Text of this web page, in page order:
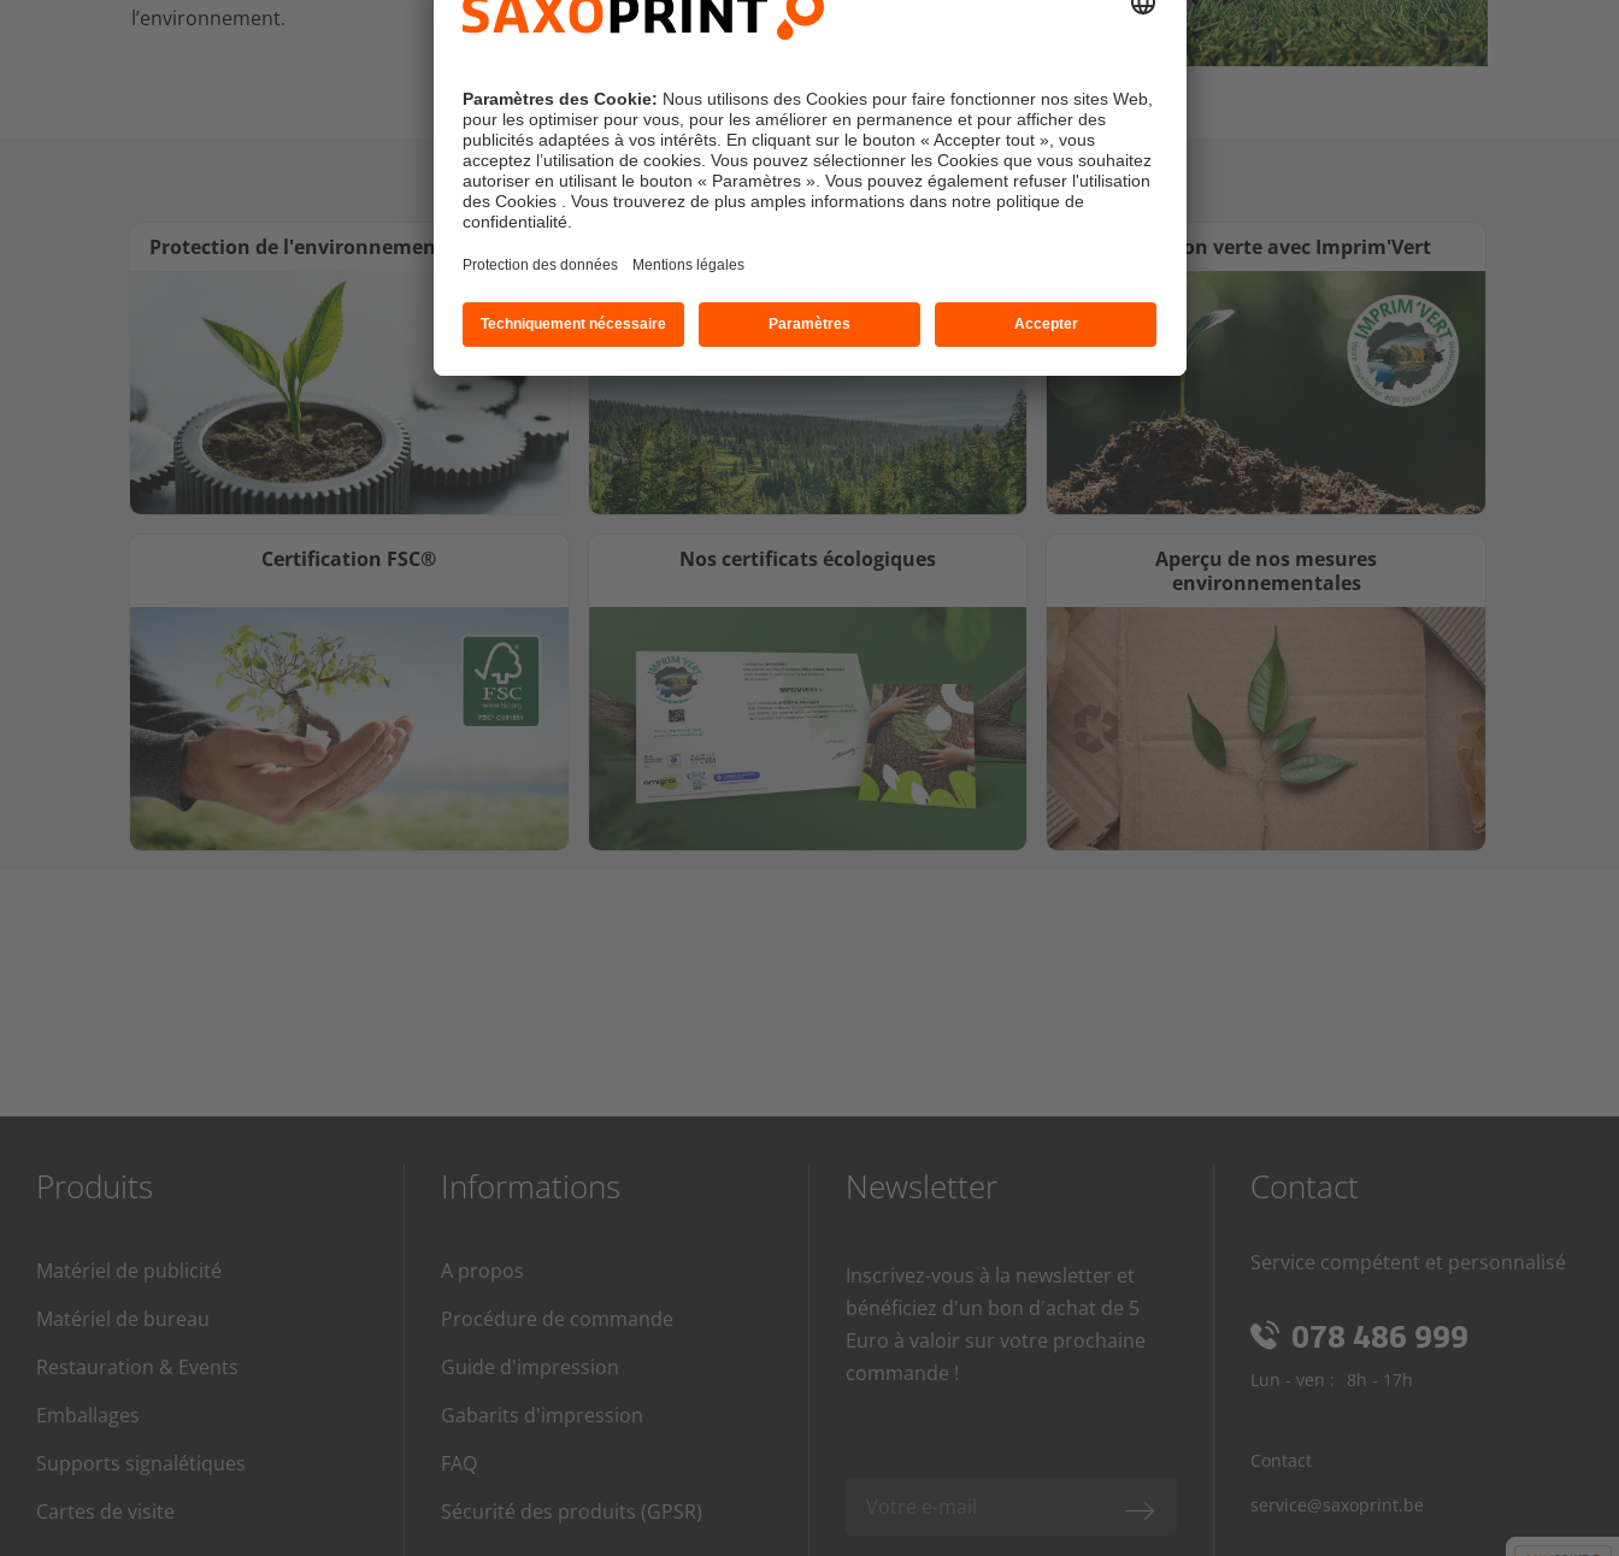
l’environnement.
En savoir plus sur la durabilité
Protection de l'environnement en interne Impression verte avec Imprim'Vert
Certification FSC® Nos certificats écologiques
Aperçu de nos mesures
environnementales
Produits
Matériel de publicité
Matériel de bureau
Restauration & Events
Emballages
Supports signalétiques
Cartes de visite
Informations
A propos
Procédure de commande
Guide d'impression
Gabarits d'impression
FAQ
Sécurité des produits (GPSR)
Newsletter
Inscrivez-vous à la newsletter et
bénéficiez d'un bon d'achat de 5
Euro à valoir sur votre prochaine
commande !
Contact
Service compétent et personnalisé
078 486 999
Lun - ven : 8h - 17h
Contact
service@saxoprint.be